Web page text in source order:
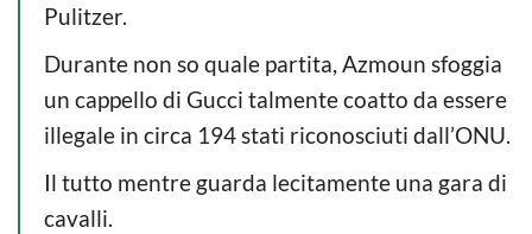
Pulitzer.
Durante non so quale partita, Azmoun sfoggia
un cappello di Gucci talmente coatto da essere
illegale in circa 194 stati riconosciuti dall’ONU.
Il tutto mentre guarda lecitamente una gara di
cavalli.